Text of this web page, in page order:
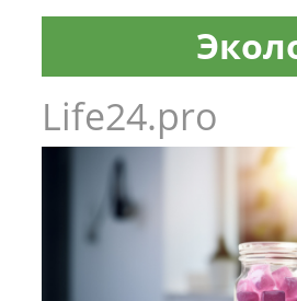
Life24.pro